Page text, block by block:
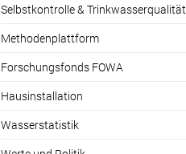
Selbstkontrolle & Trinkwasserqualität
Methodenplattform
Forschungsfonds FOWA
Hausinstallation
Wasserstatistik